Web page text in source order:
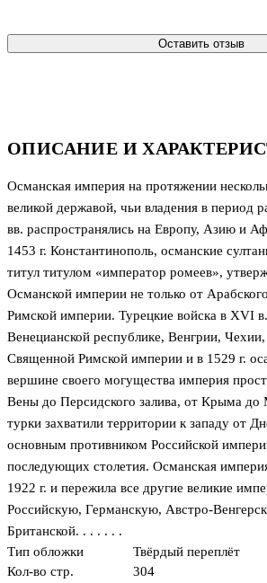
ОПИСАНИЕ И
Османская империя на протяжении
великой державой, чьи владения в
вв. распространялись на Европу, Азию и
1453 г. Константинополь, османские
титул титулом «император ромеев»,
Османской империи не только от
Римской империи. Турецкие войска в XVI
Венецианской республике, Венгрии,
Священной Римской империи и в 1529 г.
вершине своего могущества империя
Вены до Персидского залива, от Крыма
турки захватили территории к западу от
основным противником Российской
последующих столетия. Османская
1922 г. и пережила все другие великие
Российскую, Германскую, Австро-
Британской. . . . . . .
Тип обложки
Твёрдый переплёт
Кол-во стр.
304
Оставить отзыв